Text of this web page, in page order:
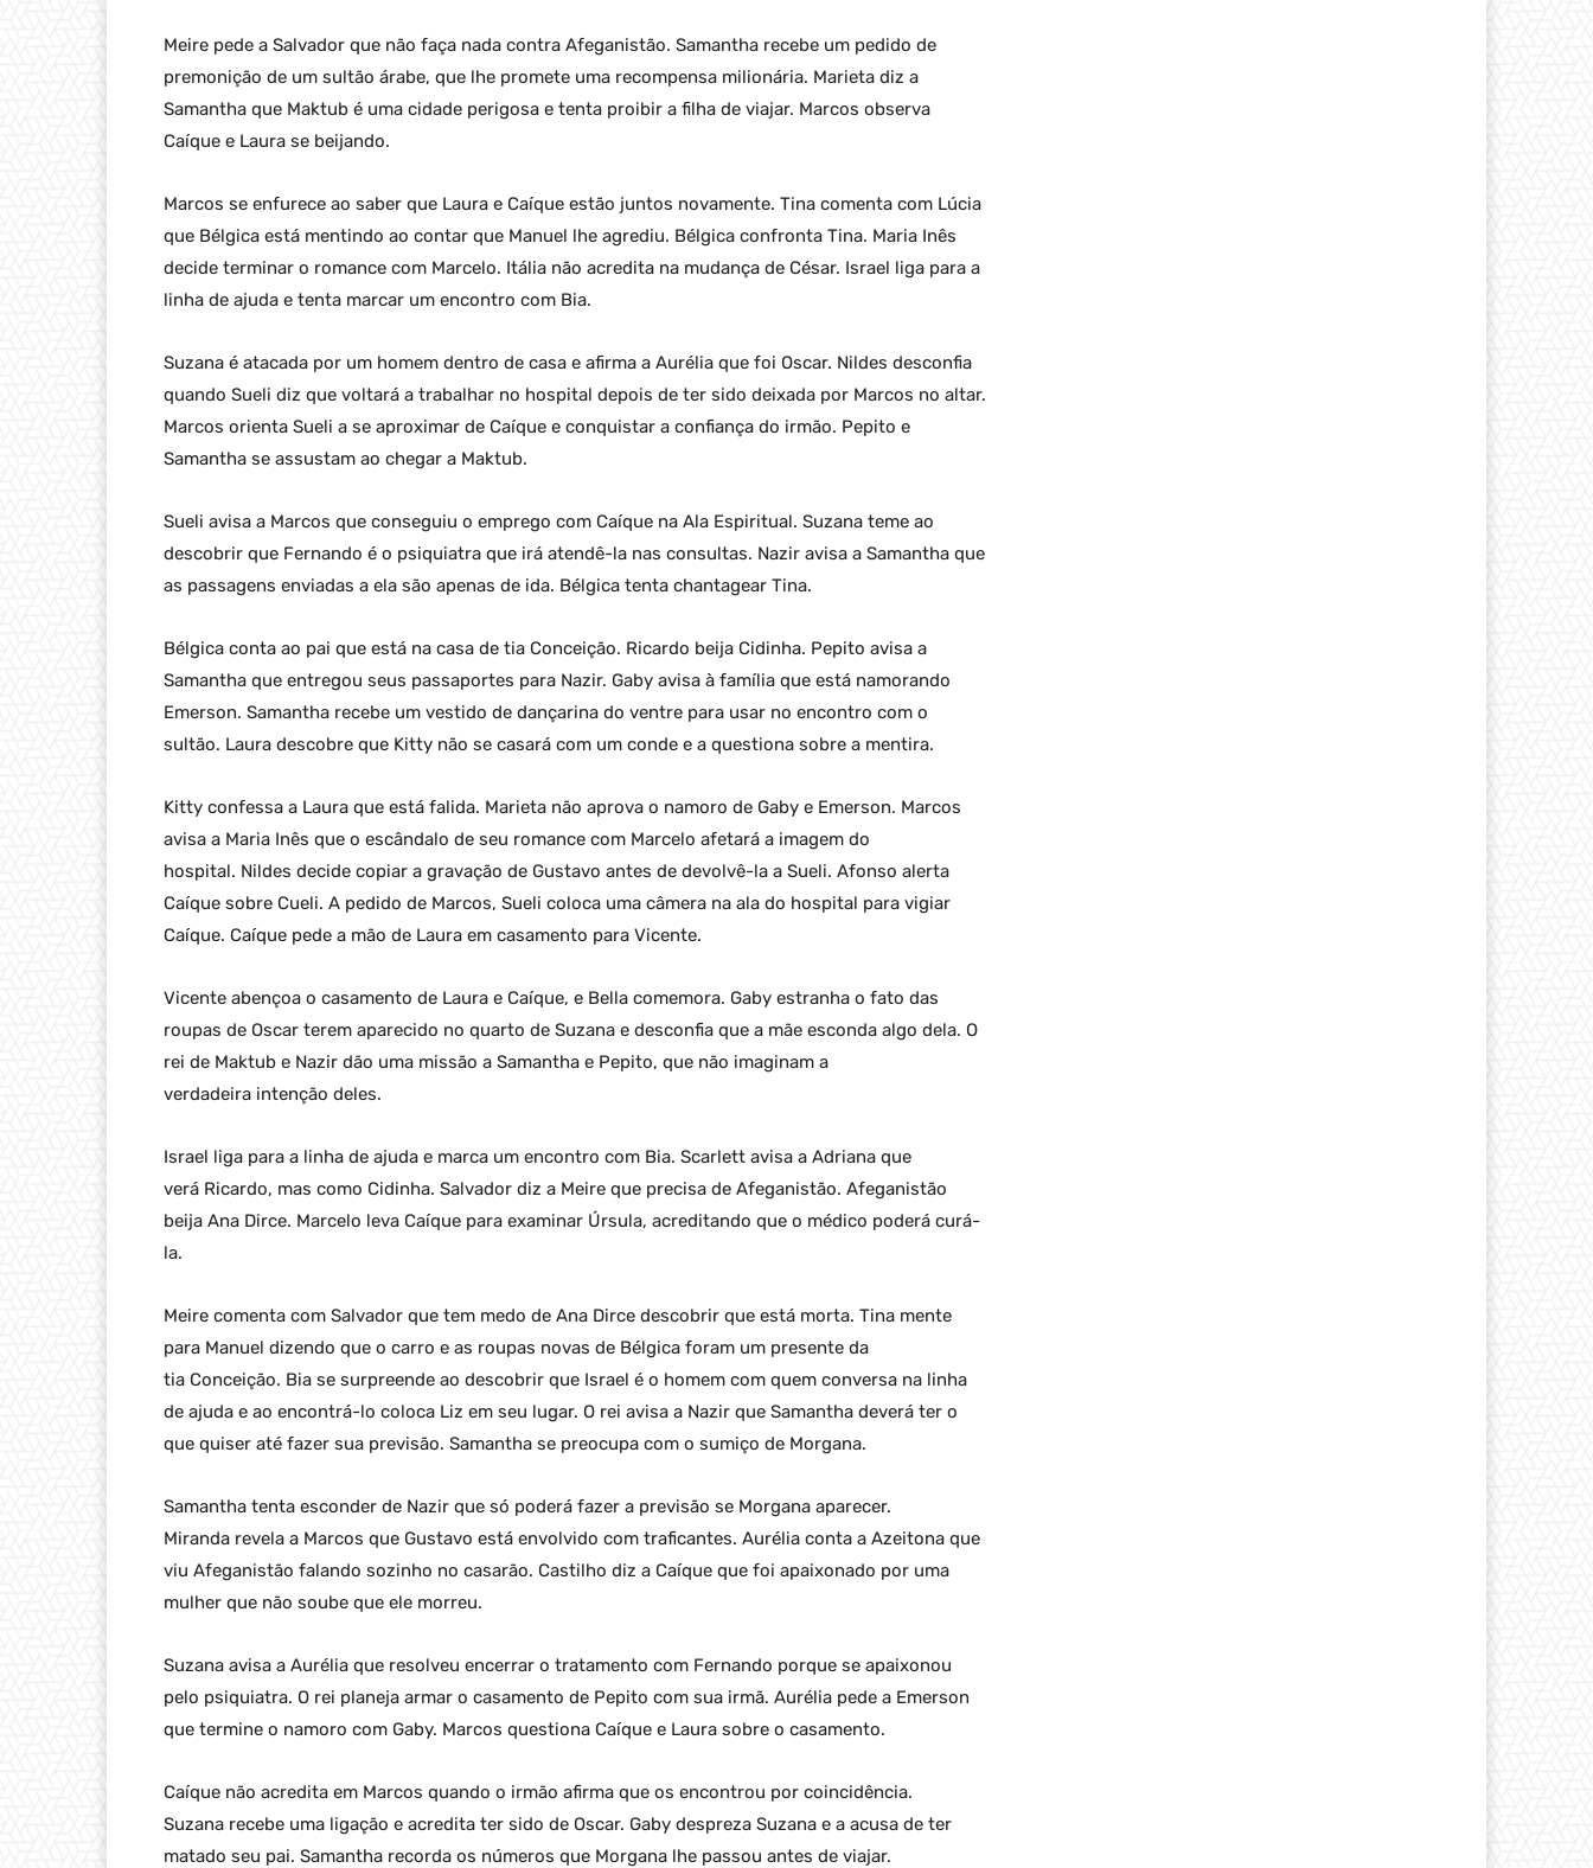
Meire pede a Salvador que não faça nada contra Afeganistão. Samantha recebe um pedido de
premonição de um sultão árabe, que lhe promete uma recompensa milionária. Marieta diz a
Samantha que Maktub é uma cidade perigosa e tenta proibir a filha de viajar. Marcos observa
Caíque e Laura se beijando.
Marcos se enfurece ao saber que Laura e Caíque estão juntos novamente. Tina comenta com Lúcia
que Bélgica está mentindo ao contar que Manuel lhe agrediu. Bélgica confronta Tina. Maria Inês
decide terminar o romance com Marcelo. Itália não acredita na mudança de César. Israel liga para a
linha de ajuda e tenta marcar um encontro com Bia.
Suzana é atacada por um homem dentro de casa e afirma a Aurélia que foi Oscar. Nildes desconfia
quando Sueli diz que voltará a trabalhar no hospital depois de ter sido deixada por Marcos no altar.
Marcos orienta Sueli a se aproximar de Caíque e conquistar a confiança do irmão. Pepito e
Samantha se assustam ao chegar a Maktub.
Sueli avisa a Marcos que conseguiu o emprego com Caíque na Ala Espiritual. Suzana teme ao
descobrir que Fernando é o psiquiatra que irá atendê-la nas consultas. Nazir avisa a Samantha que
as passagens enviadas a ela são apenas de ida. Bélgica tenta chantagear Tina.
Bélgica conta ao pai que está na casa de tia Conceição. Ricardo beija Cidinha. Pepito avisa a
Samantha que entregou seus passaportes para Nazir. Gaby avisa à família que está namorando
Emerson. Samantha recebe um vestido de dançarina do ventre para usar no encontro com o
sultão. Laura descobre que Kitty não se casará com um conde e a questiona sobre a mentira.
Kitty confessa a Laura que está falida. Marieta não aprova o namoro de Gaby e Emerson. Marcos
avisa a Maria Inês que o escândalo de seu romance com Marcelo afetará a imagem do
hospital. Nildes decide copiar a gravação de Gustavo antes de devolvê-la a Sueli. Afonso alerta
Caíque sobre Cueli. A pedido de Marcos, Sueli coloca uma câmera na ala do hospital para vigiar
Caíque. Caíque pede a mão de Laura em casamento para Vicente.
Vicente abençoa o casamento de Laura e Caíque, e Bella comemora. Gaby estranha o fato das
roupas de Oscar terem aparecido no quarto de Suzana e desconfia que a mãe esconda algo dela. O
rei de Maktub e Nazir dão uma missão a Samantha e Pepito, que não imaginam a
verdadeira intenção deles.
Israel liga para a linha de ajuda e marca um encontro com Bia. Scarlett avisa a Adriana que
verá Ricardo, mas como Cidinha. Salvador diz a Meire que precisa de Afeganistão. Afeganistão
beija Ana Dirce. Marcelo leva Caíque para examinar Úrsula, acreditando que o médico poderá curá-
la.
Meire comenta com Salvador que tem medo de Ana Dirce descobrir que está morta. Tina mente
para Manuel dizendo que o carro e as roupas novas de Bélgica foram um presente da
tia Conceição. Bia se surpreende ao descobrir que Israel é o homem com quem conversa na linha
de ajuda e ao encontrá-lo coloca Liz em seu lugar. O rei avisa a Nazir que Samantha deverá ter o
que quiser até fazer sua previsão. Samantha se preocupa com o sumiço de Morgana.
Samantha tenta esconder de Nazir que só poderá fazer a previsão se Morgana aparecer.
Miranda revela a Marcos que Gustavo está envolvido com traficantes. Aurélia conta a Azeitona que
viu Afeganistão falando sozinho no casarão. Castilho diz a Caíque que foi apaixonado por uma
mulher que não soube que ele morreu.
Suzana avisa a Aurélia que resolveu encerrar o tratamento com Fernando porque se apaixonou
pelo psiquiatra. O rei planeja armar o casamento de Pepito com sua irmã. Aurélia pede a Emerson
que termine o namoro com Gaby. Marcos questiona Caíque e Laura sobre o casamento.
Caíque não acredita em Marcos quando o irmão afirma que os encontrou por coincidência.
Suzana recebe uma ligação e acredita ter sido de Oscar. Gaby despreza Suzana e a acusa de ter
matado seu pai. Samantha recorda os números que Morgana lhe passou antes de viajar.